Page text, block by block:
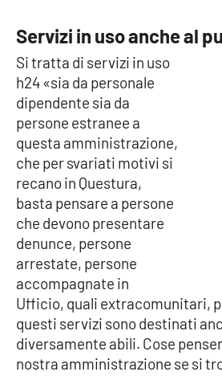
Politica
Sanità
Società
Sport
RUBRICHE
Good Morning Vietnam
Parchi Marini Calabria
Leggendo Alvaro insieme
Servizi in uso anche al
Si tratta di servizi in uso
h24 «sia da personale
dipendente sia da
persone estranee a
questa amministrazione,
che per svariati motivi si
recano in Questura,
basta pensare a persone
che devono presentare
denunce, persone
arrestate, persone
accompagnate in
Ufficio, quali extracomunitari,
questi servizi sono destinati
diversamente abili. Cose
nostra amministrazione se si